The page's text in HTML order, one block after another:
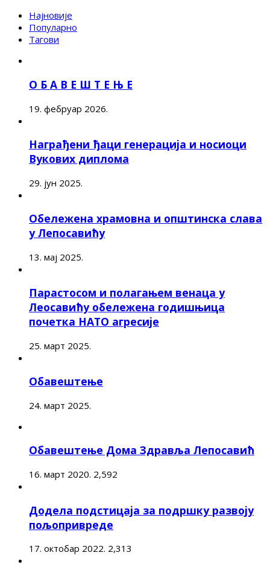
Најновије
Популарно
Тагови
О Б А В Е Ш Т Е Њ Е
19. фебруар 2026.
Награђени ђаци генерација и носиоци
Вукових диплома
29. јун 2025.
Обележена храмовна и општинска слава
у Лепосавићу
13. мај 2025.
Парастосом и полагањем венаца у
Леосавићу обележена годишњица
почетка НАТО агресије
25. март 2025.
Обавештење
24. март 2025.
Обавештење Дома Здравља Лепосавић
16. март 2020. 2,592
Додела подстицаја за подршку развоју
пољопривреде
17. октобар 2022. 2,313